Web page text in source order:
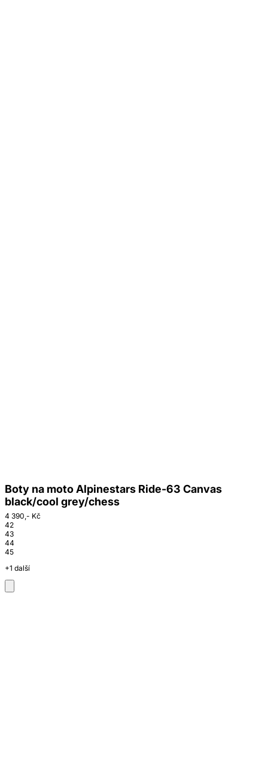
Boty na moto Alpinestars Ride-63 Canvas
black/cool grey/chess
4 390,- Kč
42
43
44
45
+1 další